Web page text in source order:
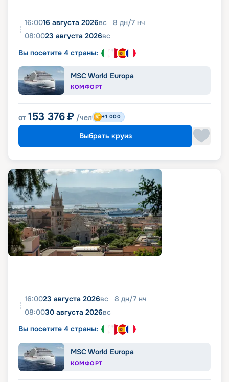
16:0016 августа 2026вс 8 дн/7 нч
08:0023 августа 2026вс
Вы посетите 4 страны:
MSC World Europa
КОМФОРТ
от 153 376 ₽ /чел +1 000
Выбрать круиз
16:0023 августа 2026вс 8 дн/7 нч
08:0030 августа 2026вс
Вы посетите 4 страны:
MSC World Europa
КОМФОРТ